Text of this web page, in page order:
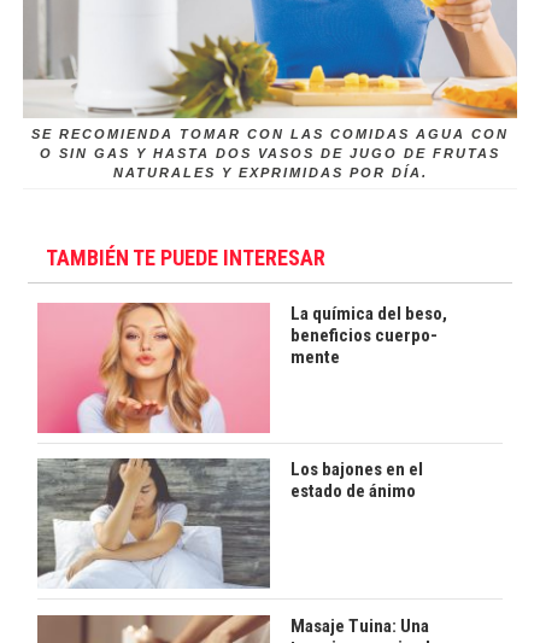
SE RECOMIENDA TOMAR CON LAS COMIDAS AGUA CON
O SIN GAS Y HASTA DOS VASOS DE JUGO DE FRUTAS
NATURALES Y EXPRIMIDAS POR DÍA.
TAMBIÉN TE PUEDE INTERESAR
La química del beso,
beneficios cuerpo-
mente
Los bajones en el
estado de ánimo
Masaje Tuina: Una